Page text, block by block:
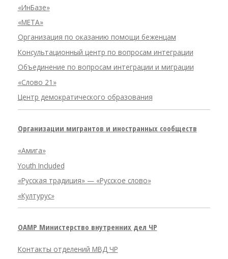
«ИнБазе»
«META»
Организация по оказанию помощи беженцам
Консультационный центр по вопросам интеграции
Объединение по вопросам интеграции и миграции
«Слово 21»
Центр демократического образования
Организации мигрантов и иностранных сообществ
«Амига»
Youth Included
«Русская традиция» — «Русское слово»
«Културус»
OAMP Министерство внутренних дел ЧР
Контакты отделений МВД ЧР